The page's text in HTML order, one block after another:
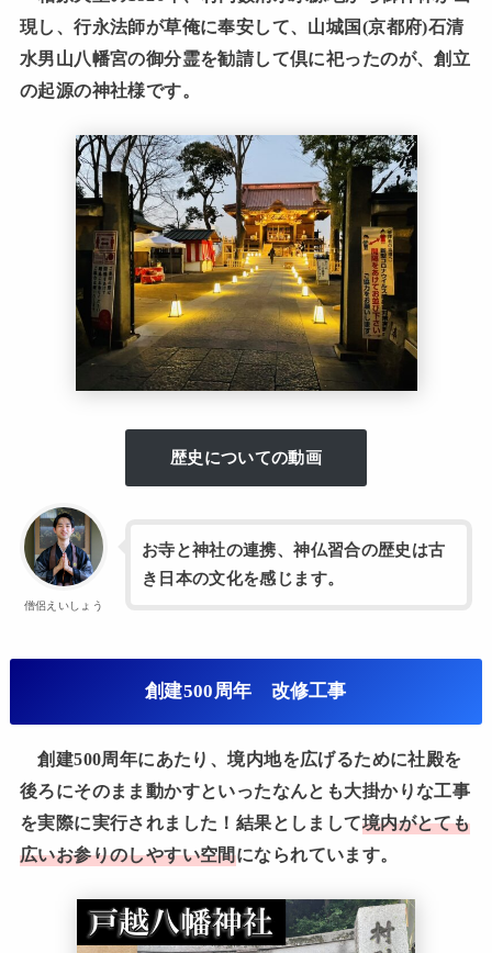
現し、行永法師が草俺に奉安して、山城国(京都府)石清
水男山八幡宮の御分霊を勧請して倶に祀ったのが、創立
の起源の神社様です。
歴史についての動画
僧侶えいしょう
お寺と神社の連携、神仏習合の歴史は古
き日本の文化を感じます。
創建500周年 改修工事
創建500周年にあたり、境内地を広げるために社殿を
後ろにそのまま動かすといったなんとも大掛かりな工事
を実際に実行されました！結果としまして境内がとても
広いお参りのしやすい空間になられています。